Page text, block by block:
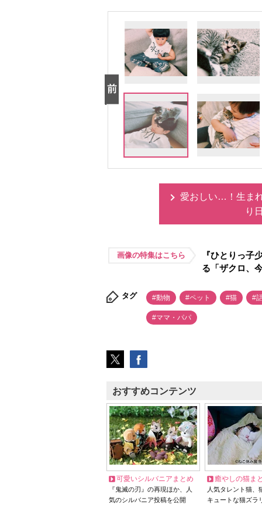
愛おしい…！生ま
り
画像の特集はこちら
『ひとりっ子
る「ザクロ、
タグ #動物 #ペット #猫 #
#ママ・パパ
おすすめコンテンツ
可愛いシルバニアまとめ
『鬼滅の刃』の再現ほか、人
気のシルバニア投稿を公開
癒やしの猫ま
人気タレント猫
キュートな猫ズラ